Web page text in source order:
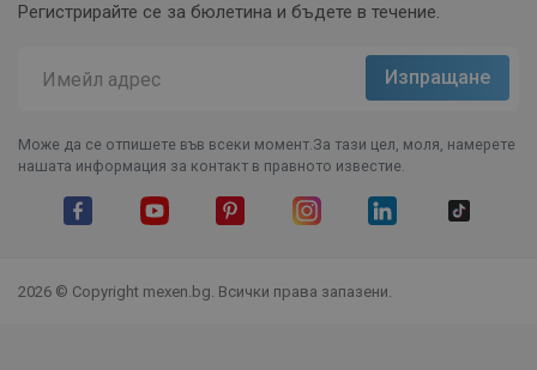
Регистрирайте се за бюлетина и бъдете в течение.
Може да се отпишете във всеки момент.За тази цел, моля, намерете
нашата информация за контакт в правното известие.
2026 © Copyright mexen.bg. Всички права запазени.